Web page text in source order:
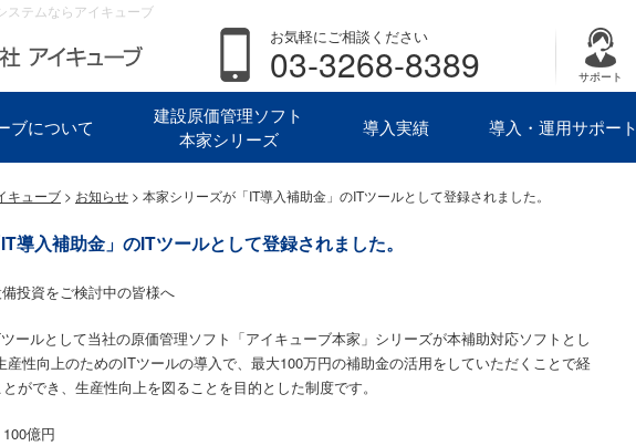
ステムならアイキューブ
お気軽にご相談ください
03-3268-8389 サポート
ブについて
建設原価管理ソフト
本家シリーズ
導入実績 導入・運用サポート
キューブ > お知らせ > 本家シリーズが「IT導入補助金」のITツールとして登録されました。
導入補助金」のITツールとして登録されました。
投資をご検討中の皆様へ
ールとして当社の原価管理ソフト「アイキューブ本家」シリーズが本補助対応ソフトとし
産性向上のためのITツールの導入で、最大100万円の補助金の活用をしていただくことで経
ができ、生産性向上を図ることを目的とした制度です。
億円